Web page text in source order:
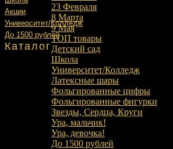
Акции
Университет/Колледж
До 1500 рублей
Каталог
23 Февраля
8 Марта
9 Мая
ТОП товары
Детский сад
Школа
Университет/Колледж
Латексные шары
Фольгированные цифры
Фольгированные фигурки
Звезды, Сердца, Круги
Ура, мальчик!
Ура, девочка!
До 1500 рублей